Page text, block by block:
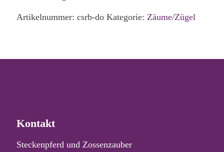
Artikelnummer: csrb-do Kategorie: Zäume/Zügel
Kontakt
Steckenpferd und Zossenzauber